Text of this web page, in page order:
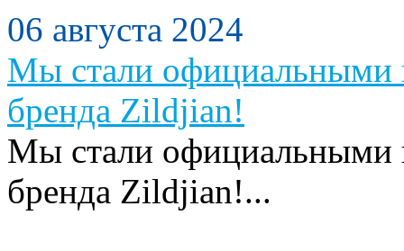
06 августа 2024
Мы стали официальными
бренда Zildjian!
Мы стали официальными
бренда Zildjian!...